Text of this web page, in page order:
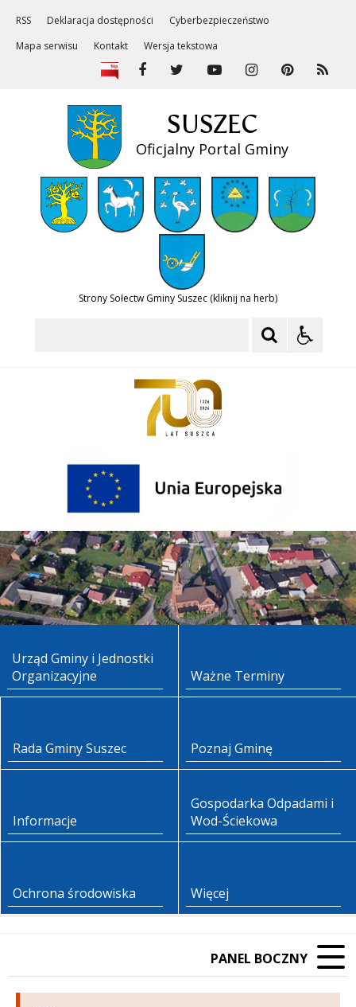
RSS Deklaracja dostępności
Cyberbezpieczeństwo
Mapa serwisu
Kontakt Wersja tekstowa
SUSZEC
Oficjalny Portal Gminy
Strony Sołectw Gminy Suszec (kliknij na herb)
Urząd Gminy i Jednostki
Organizacyjne
Ważne Terminy
Rada Gminy Suszec Poznaj Gminę
Informacje
Gospodarka Odpadami i
Wod-Ściekowa
Ochrona środowiska Więcej
PANEL BOCZNY